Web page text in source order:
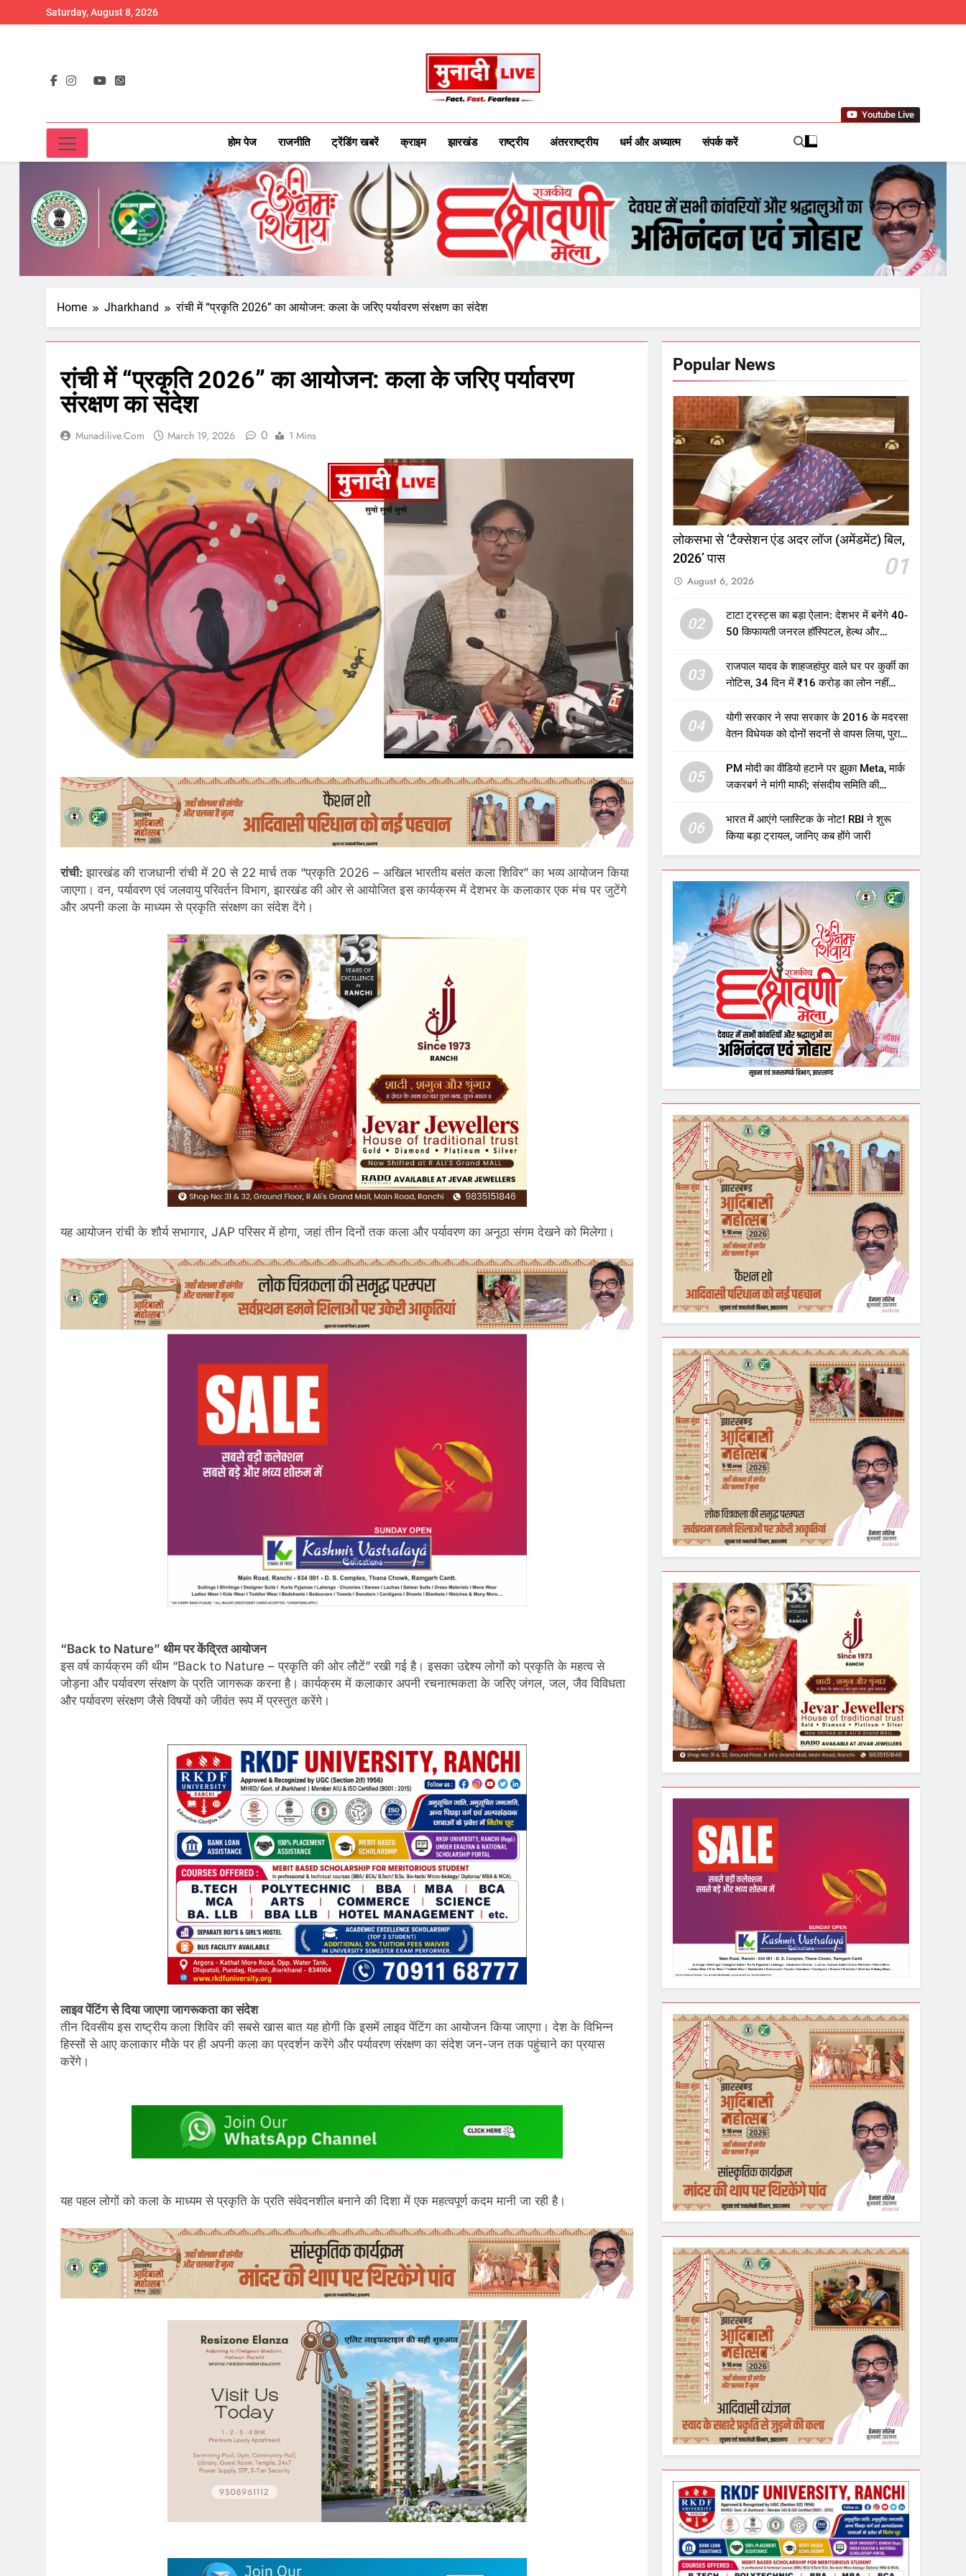
to
Saturday, August 8, 2026
Munadilive.com
Munadi Live – Jharkhand's Leading Local News Network
Youtube Live
होम पेज राजनीति ट्रेंडिंग खबरें क्राइम झारखंड राष्ट्रीय अंतरराष्ट्रीय धर्म और अध्यात्म संपर्क करें
Home Jharkhand रांची में “प्रकृति 2026” का आयोजन: कला के जरिए पर्यावरण संरक्षण का संदेश
रांची में “प्रकृति 2026” का आयोजन: कला के जरिए पर्यावरण
संरक्षण का संदेश
Munadilive.com March 19, 2026 0 1 Mins
रांची: झारखंड की राजधानी रांची में 20 से 22 मार्च तक “प्रकृति 2026 – अखिल भारतीय बसंत कला शिविर” का भव्य आयोजन किया
जाएगा। वन, पर्यावरण एवं जलवायु परिवर्तन विभाग, झारखंड की ओर से आयोजित इस कार्यक्रम में देशभर के कलाकार एक मंच पर जुटेंगे
और अपनी कला के माध्यम से प्रकृति संरक्षण का संदेश देंगे।
यह आयोजन रांची के शौर्य सभागार, JAP परिसर में होगा, जहां तीन दिनों तक कला और पर्यावरण का अनूठा संगम देखने को मिलेगा।
“Back to Nature” थीम पर केंद्रित आयोजन
इस वर्ष कार्यक्रम की थीम “Back to Nature – प्रकृति की ओर लौटें” रखी गई है। इसका उद्देश्य लोगों को प्रकृति के महत्व से
जोड़ना और पर्यावरण संरक्षण के प्रति जागरूक करना है। कार्यक्रम में कलाकार अपनी रचनात्मकता के जरिए जंगल, जल, जैव विविधता
और पर्यावरण संरक्षण जैसे विषयों को जीवंत रूप में प्रस्तुत करेंगे।
लाइव पेंटिंग से दिया जाएगा जागरूकता का संदेश
तीन दिवसीय इस राष्ट्रीय कला शिविर की सबसे खास बात यह होगी कि इसमें लाइव पेंटिंग का आयोजन किया जाएगा। देश के विभिन्न
हिस्सों से आए कलाकार मौके पर ही अपनी कला का प्रदर्शन करेंगे और पर्यावरण संरक्षण का संदेश जन-जन तक पहुंचाने का प्रयास
करेंगे।
यह पहल लोगों को कला के माध्यम से प्रकृति के प्रति संवेदनशील बनाने की दिशा में एक महत्वपूर्ण कदम मानी जा रही है।
Popular News
लोकसभा से ‘टैक्सेशन एंड अदर लॉज (अमेंडमेंट) बिल,
2026’ पास
01
August 6, 2026
02
टाटा ट्रस्ट्स का बड़ा ऐलान: देशभर में बनेंगे 40-
50 किफायती जनरल हॉस्पिटल, हेल्थ और
03
राजपाल यादव के शाहजहांपुर वाले घर पर कुर्की का
नोटिस, 34 दिन में ₹16 करोड़ का लोन नहीं
04
योगी सरकार ने सपा सरकार के 2016 के मदरसा
वेतन विधेयक को दोनों सदनों से वापस लिया, पुराने
उठाए सवाल
05
PM मोदी का वीडियो हटाने पर झुका Meta, मार्क
जकरबर्ग ने मांगी माफी; संसदीय समिति की
06
भारत में आएंगे प्लास्टिक के नोट! RBI ने शुरू
किया बड़ा ट्रायल, जानिए कब होंगे जारी